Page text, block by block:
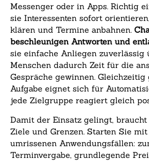
Messenger oder in Apps. Richtig
sie Interessenten sofort
klären und Termine anbahnen.
beschleunigen Antworten und
sie einfache Anliegen zuverlässig
Menschen dadurch Zeit für die
Gespräche gewinnen.
Aufgabe eignet sich für
jede Zielgruppe reagiert gleich
Damit der Einsatz gelingt,
Ziele und Grenzen. Starten Sie
umrissenen Anwendungsfällen:
Terminvergabe, grundlegende